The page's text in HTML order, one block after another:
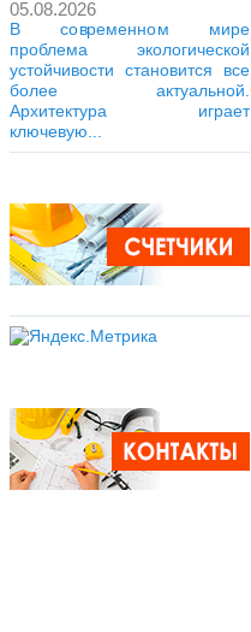
05.08.2026
В современном мире
проблема экологической
устойчивости становится все
более актуальной.
Архитектура играет
ключевую...